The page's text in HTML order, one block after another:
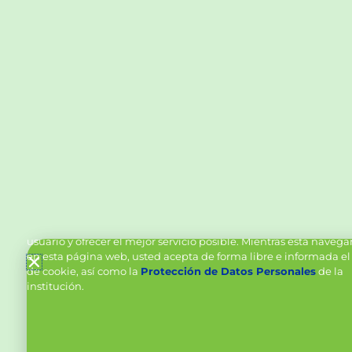
usuario y ofrecer el mejor servicio posible. Mientras está
en esta página web, usted acepta de forma libre e informada el
de cookie, así como la Protección de Datos Personalesde la
institución.